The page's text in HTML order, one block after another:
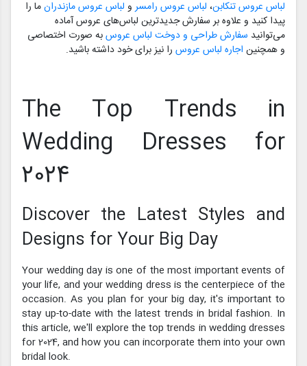
لباس عروس تنکابن، لباس عروس رامسر و لباس عروس مازندرانما را
پیدا کنید و علاوه بر سفارش جدیدترین لباس‌های عروس آماده
می‌توانید سفارش طراحی و دوخت لباس عروسبه صورت اختصاصی
و همچنین اجاره لباس عروس را نیز برای خود داشته باشید.
The Top Trends in
Wedding Dresses for
2024
Discover the Latest Styles and
Designs for Your Big Day
Your wedding day is one of the most important events of
your life, and your wedding dress is the centerpiece of the
occasion. As you plan for your big day, it's important to
stay up-to-date with the latest trends in bridal fashion. In
this article, we'll explore the top trends in wedding dresses
for 2024, and how you can incorporate them into your own
bridal look.